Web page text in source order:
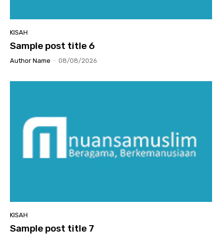
KISAH
Sample post title 6
Author Name - 08/08/2026
KISAH
Sample post title 7